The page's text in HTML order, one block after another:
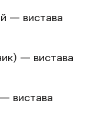
— вистава
— вистава
вистава